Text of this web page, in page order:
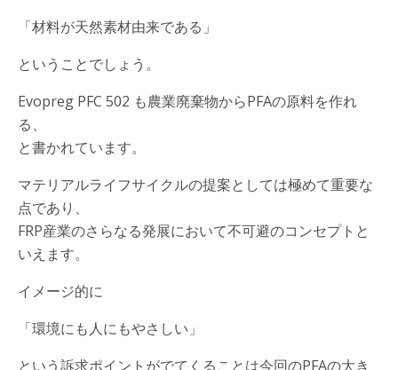
「材料が天然素材由来である」
ということでしょう。
Evopreg PFC 502 も農業廃棄物からPFAの原料を作れ
る、
と書かれています。
マテリアルライフサイクルの提案としては極めて重要な
点であり、
FRP産業のさらなる発展において不可避のコンセプトと
いえます。
イメージ的に
「環境にも人にもやさしい」
という訴求ポイントがでてくることは今回のPFAの大き